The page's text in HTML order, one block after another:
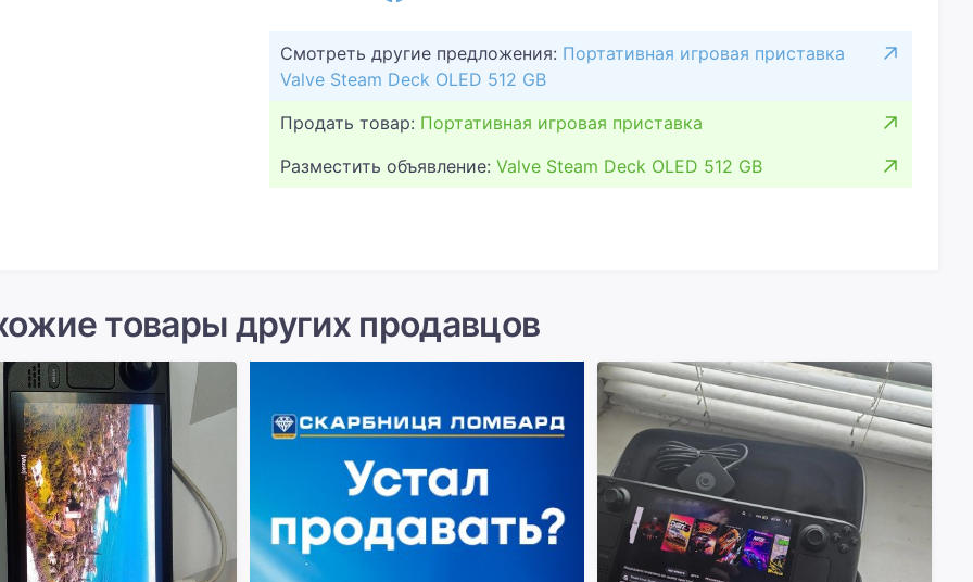
Смотреть другие предложения: Портативная игровая приставка
Valve Steam Deck OLED 512 GB
Продать товар: Портативная игровая приставка
Разместить объявление: Valve Steam Deck OLED 512 GB
товары других продавцов